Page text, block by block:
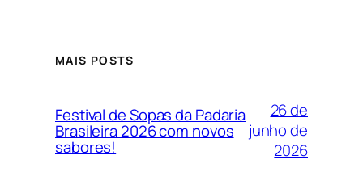
MAIS POSTS
Festival de Sopas da Padaria
Brasileira 2026 com novos
sabores!
26 de
junho de
2026